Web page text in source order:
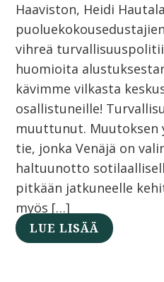
Haaviston, Heidi
vihreä
huomioita
kävimme vilkasta
osallistuneille!
muuttunut. Muutoksen
tie, jonka Venäjä on
haltuunotto
pitkään jatkuneelle
myös […]
LUE LISÄÄ